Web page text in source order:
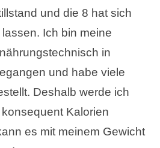
und die 8 hat sich
Ich bin meine
in
und habe viele
Deshalb werde ich
Kalorien
es mit meinem Gewicht